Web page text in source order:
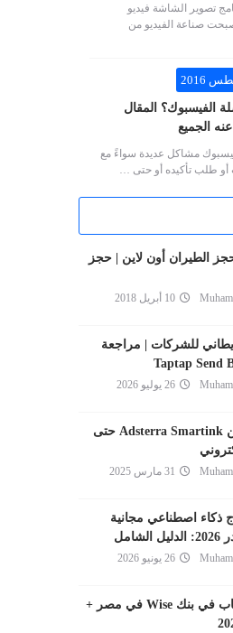
تصوير الشاشة فيديو
صناعة الفيديو من
الفيسبوك؟ المقال
الجميع
مشاكل عديدة سواءً مع
أو طلب تأكيده أو حتى …
الطيران أون لاين | حجز
10 أبريل 2018
للشركات | مراجعة
26 يوليو 2026
كيفية الربح من Adsterra Smartink حتى
31 مارس 2025
نماذج ذكاء اصطناعي مجانية
26 يونيو 2026
شرح فتح حساب في بنك Wise في مصر +